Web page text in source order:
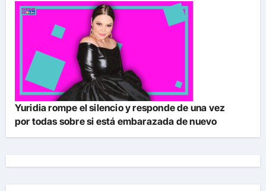
Yuridia rompe el silencio y responde de una vez
por todas sobre si está embarazada de nuevo